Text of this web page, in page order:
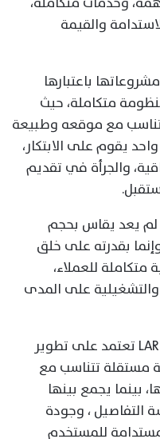
والقيمة
باعتبارها
متكاملة، حيث
مع موقعه وطبيعة
يقوم على الابتكار،
والجرأة في تقديم
لم يعد يقاس بحجم
بقدرته على خلق
متكاملة للعملاء،
على المدى
وأوضح أن رؤية LARZ Developments تعتمد على تطوير
مستقلة تتناسب مع
بينما يجمع بينها
التفاصيل ، وجودة
مستدامة للمستخدم